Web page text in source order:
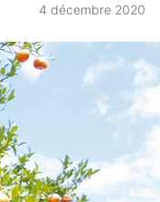
4 décembre 2020